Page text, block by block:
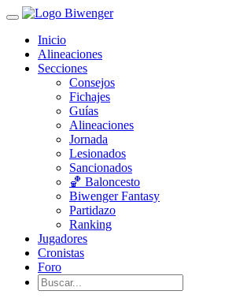
Inicio
Alineaciones
Secciones
Consejos
Fichajes
Guías
Alineaciones
Jornada
Lesionados
Sancionados
🏀 Baloncesto
Biwenger Fantasy
Partidazo
Ranking
Jugadores
Cronistas
Foro